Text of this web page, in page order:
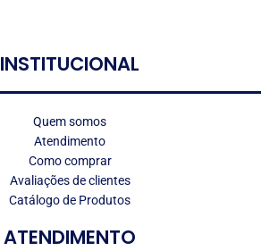
INSTITUCIONAL
Quem somos
Atendimento
Como comprar
Avaliações de clientes
Catálogo de Produtos
ATENDIMENTO